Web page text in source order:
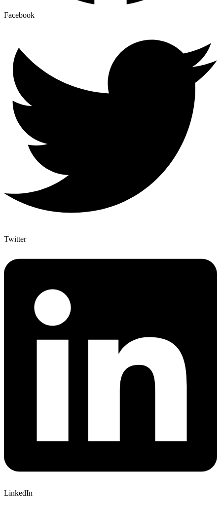
Facebook
Twitter
LinkedIn